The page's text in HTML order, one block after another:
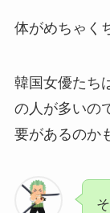
体がめちゃく
韓国女優たち
の人が多いの
要があるのか